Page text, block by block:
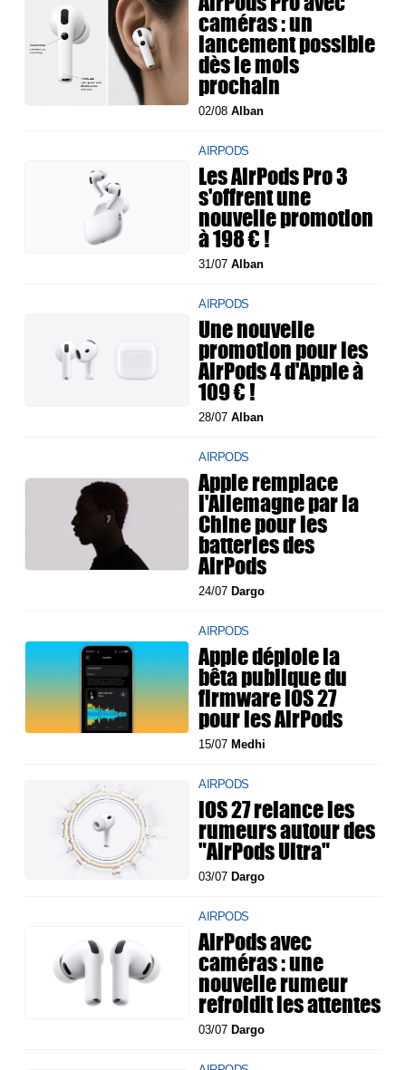
caméras : un
lancement possible
dès le mois
prochain
02/08Alban
AIRPODS
Les AirPods Pro 3
s'offrent une
nouvelle promotion
à 198 € !
31/07Alban
AIRPODS
Une nouvelle
promotion pour les
AirPods 4 d'Apple à
109 € !
28/07Alban
AIRPODS
Apple remplace
l'Allemagne par la
Chine pour les
batteries des
AirPods
24/07 Dargo
AIRPODS
Apple déploie la
bêta publique du
firmware iOS 27
pour les AirPods
15/07 Medhi
AIRPODS
iOS 27 relance les
rumeurs autour des
"AirPods Ultra"
03/07 Dargo
AIRPODS
AirPods avec
caméras : une
nouvelle rumeur
refroidit les attentes
03/07 Dargo